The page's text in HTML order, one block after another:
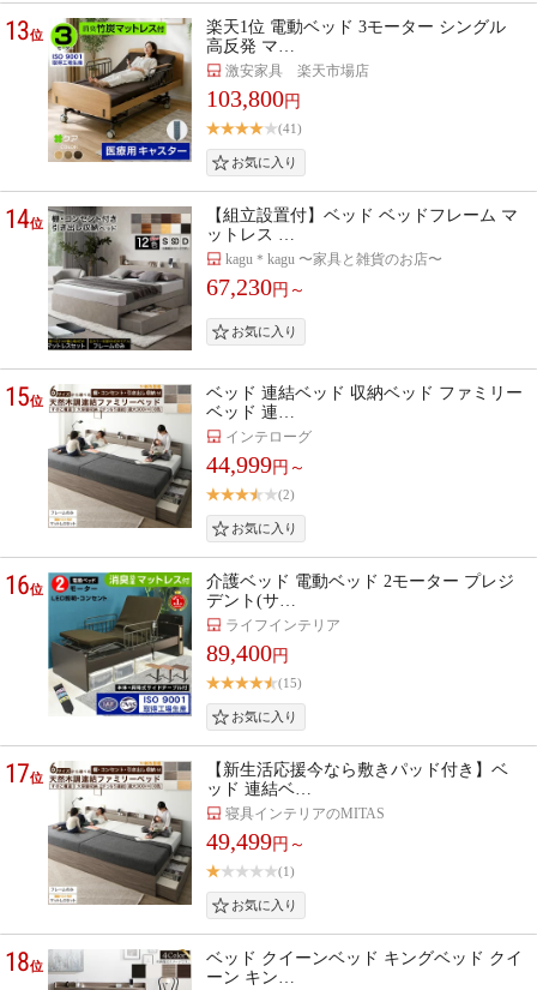
13位
楽天1位 電動ベッド 3モーター シングル
高反発 マ…
激安家具 楽天市場店
103,800円
(41)
14位
【組立設置付】ベッド ベッドフレーム マ
ットレス …
kagu＊kagu 〜家具と雑貨のお店〜
67,230円～
15位
ベッド 連結ベッド 収納ベッド ファミリー
ベッド 連…
インテローグ
44,999円～
(2)
16位
介護ベッド 電動ベッド 2モーター プレジ
デント(サ…
ライフインテリア
89,400円
(15)
17位
【新生活応援今なら敷きパッド付き】ベ
ッド 連結ベ…
寝具インテリアのMITAS
49,499円～
(1)
18位
ベッド クイーンベッド キングベッド クイ
ーン キン…